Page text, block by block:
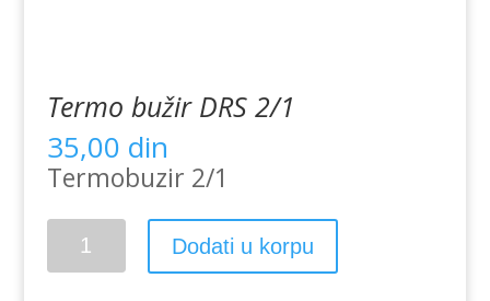
Termo bužir DRS 2/1
35,00 din
Termobuzir 2/1
Termo
bužir
Dodati u korpu